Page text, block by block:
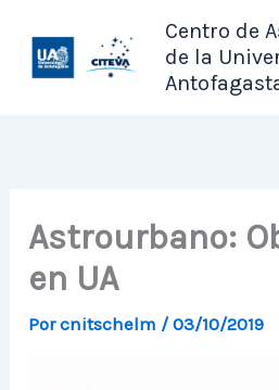
contenido
Centro de
de la
Astrourbano:
en UA
Porcnitschelm /03/10/2019